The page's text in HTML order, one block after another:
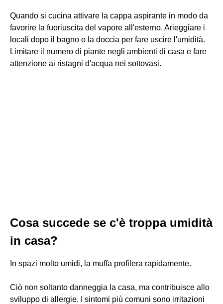
Quando si cucina attivare la cappa aspirante in modo da
favorire la fuoriuscita del vapore all'esterno. Arieggiare i
locali dopo il bagno o la doccia per fare uscire l'umidità.
Limitare il numero di piante negli ambienti di casa e fare
attenzione ai ristagni d'acqua nei sottovasi.
Cosa succede se c'è troppa umidità
in casa?
In spazi molto umidi, la muffa profilera rapidamente.
Ciò non soltanto danneggia la casa, ma contribuisce allo
sviluppo di allergie. I sintomi più comuni sono irritazioni